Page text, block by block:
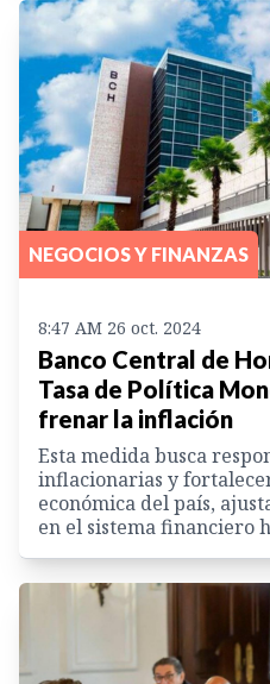
NEGOCIOS Y FINANZAS
8:47 AM 26 oct. 2024
Banco Central de
Tasa de Política
frenar la inflación
Esta medida busca
inflacionarias y
económica del país,
en el sistema financiero